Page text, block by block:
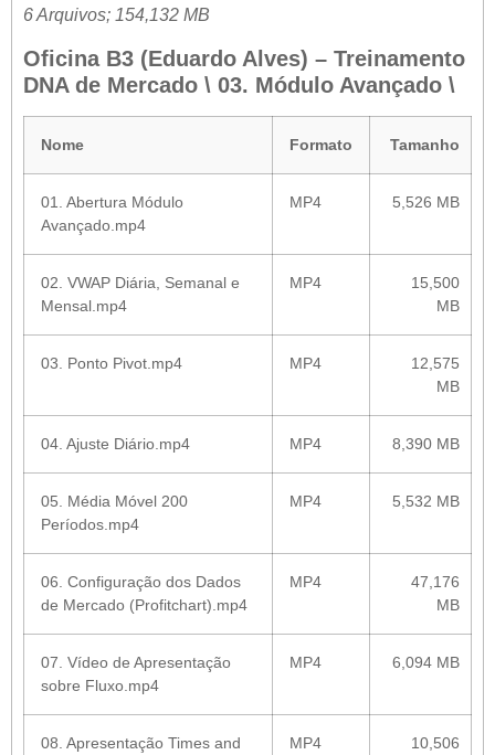
6 Arquivos; 154,132 MB
Oficina B3 (Eduardo Alves) – Treinamento
DNA de Mercado \ 03. Módulo Avançado \
Nome Formato Tamanho
01. Abertura Módulo
Avançado.mp4
MP4 5,526 MB
02. VWAP Diária, Semanal e
Mensal.mp4
MP4
15,500
MB
03. Ponto Pivot.mp4 MP4
12,575
MB
04. Ajuste Diário.mp4 MP4 8,390 MB
05. Média Móvel 200
Períodos.mp4
MP4 5,532 MB
06. Configuração dos Dados
de Mercado (Profitchart).mp4
MP4
47,176
MB
07. Vídeo de Apresentação
sobre Fluxo.mp4
MP4 6,094 MB
08. Apresentação Times and
MP4
10,506